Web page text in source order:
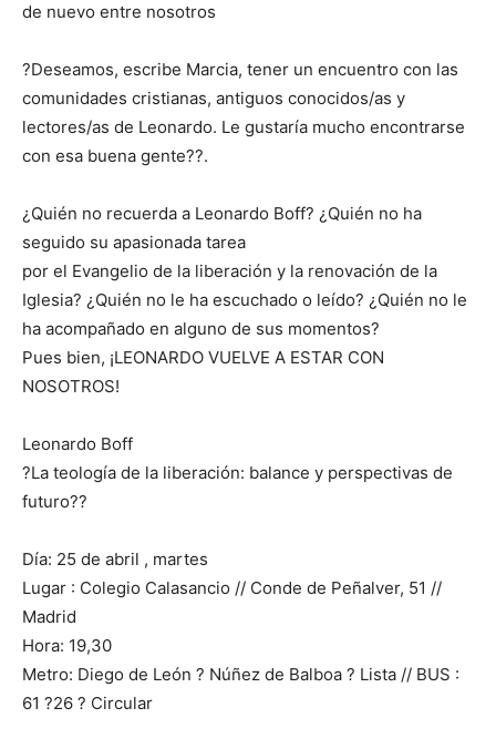
de nuevo entre nosotros
?Deseamos, escribe Marcia, tener un encuentro con las
comunidades cristianas, antiguos conocidos/as y
lectores/as de Leonardo. Le gustaría mucho encontrarse
con esa buena gente??.
¿Quién no recuerda a Leonardo Boff? ¿Quién no ha
seguido su apasionada tarea
por el Evangelio de la liberación y la renovación de la
Iglesia? ¿Quién no le ha escuchado o leído? ¿Quién no le
ha acompañado en alguno de sus momentos?
Pues bien, ¡LEONARDO VUELVE A ESTAR CON
NOSOTROS!
Leonardo Boff
?La teología de la liberación: balance y perspectivas de
futuro??
Día: 25 de abril , martes
Lugar : Colegio Calasancio // Conde de Peñalver, 51 //
Madrid
Hora: 19,30
Metro: Diego de León ? Núñez de Balboa ? Lista // BUS :
61 ?26 ? Circular